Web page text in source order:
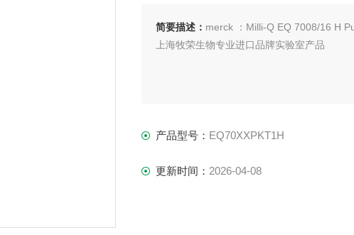
简要描述： merck ：Milli-Q EQ 7008/16 H
上海牧荣生物专业进口品牌实验室产品
产品型号： EQ70XXPKT1H
更新时间： 2026-04-08